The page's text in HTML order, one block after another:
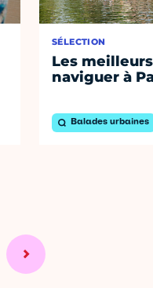
SÉLECTION
Les
naviguer à
Balades urbaines